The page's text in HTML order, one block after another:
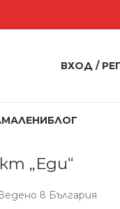
ВХОД /
БЛОГ
„Еди“
в България